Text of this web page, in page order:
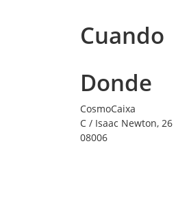
Cuando
Donde
CosmoCaixa
C / Isaac Newton, 26
08006